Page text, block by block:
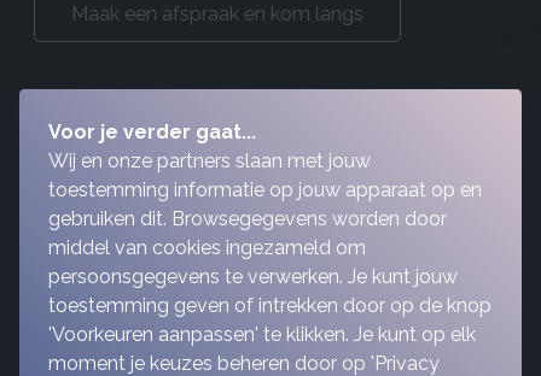
Maak een afspraak en kom langs
Voor je verder gaat...
Wij en onze partners slaan met jouw
toestemming informatie op jouw apparaat op en
gebruiken dit. Browsegegevens worden door
middel van cookies ingezameld om
persoonsgegevens te verwerken. Je kunt jouw
toestemming geven of intrekken door op de knop
'Voorkeuren aanpassen' te klikken. Je kunt op elk
moment je keuzes beheren door op 'Privacy